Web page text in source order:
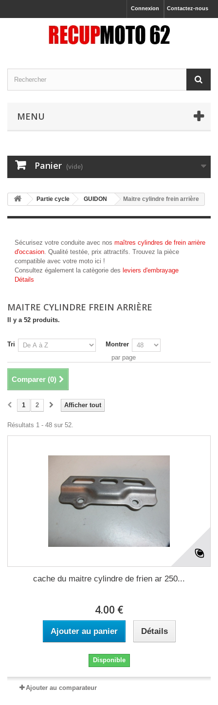
Contactez-nous
Connexion
MENU
Panier (vide)
Partie cycle GUIDON Maitre cylindre frein arrière
Sécurisez votre conduite avec nos maîtres cylindres de frein arrière
d'occasion. Qualité testée, prix attractifs. Trouvez la pièce
compatible avec votre moto ici !
Consultez également la catègorie des leviers d'embrayage
Détails
MAITRE CYLINDRE FREIN ARRIÈRE
Il y a 52 produits.
Tri
Montrer
par page
Comparer (0)
Afficher tout
1 2
Résultats 1 - 48 sur 52.
cache du maitre cylindre de frien ar 250...
4.00 €
Ajouter au panier Détails
Disponible
Ajouter au comparateur